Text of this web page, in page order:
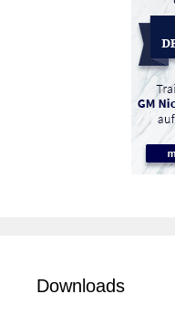
Downloads